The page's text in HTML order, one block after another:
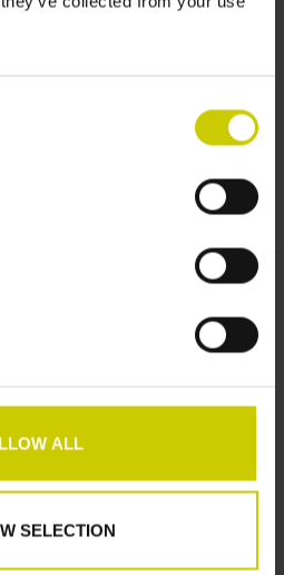
ALL
SELECTION
Europas, der Schweiz,